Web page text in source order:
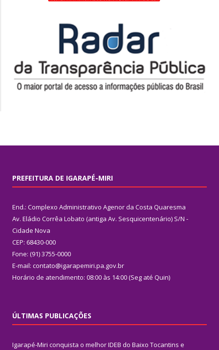
PREFEITURA DE IGARAPÉ-MIRI
End.: Complexo Administrativo Agenor da Costa Quaresma
Av. Eládio Corrêa Lobato (antiga Av. Sesquicentenário) S/N -
Cidade Nova
CEP: 68430-000
Fone: (91) 3755-0000
E-mail: contato@igarapemiri.pa.gov.br
Horário de atendimento: 08:00 às 14:00 (Seg até Quin)
ÚLTIMAS PUBLICAÇÕES
Igarapé-Miri conquista o melhor IDEB do Baixo Tocantins e